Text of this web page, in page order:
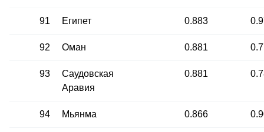
91 Египет 0.883
92 Оман 0.881
93
Саудовская
Аравия
0.881
94 Мьянма 0.866